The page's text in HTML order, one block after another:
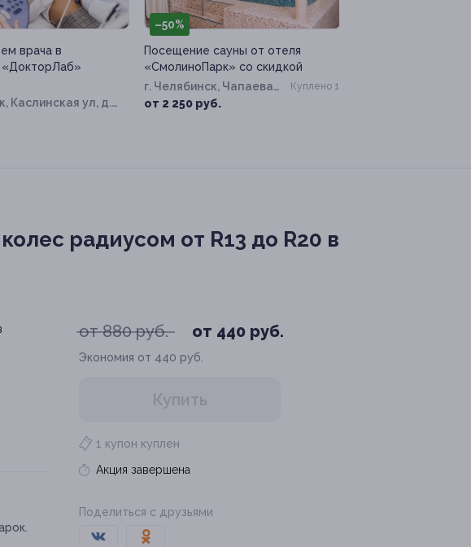
врача в
Каслинская ул, д.
–50%
Посещение сауны от отеля
«СмолиноПарк» со скидкой
г. Челябинск, Чапаева
ул, д. 114
от 2 250 руб.
Куплено 1
радиусом от R13 до R20 в
от 880 руб. от 440 руб.
Экономия от 440 руб.
Купить
1 купон куплен
Акция завершена
Поделиться с друзьями